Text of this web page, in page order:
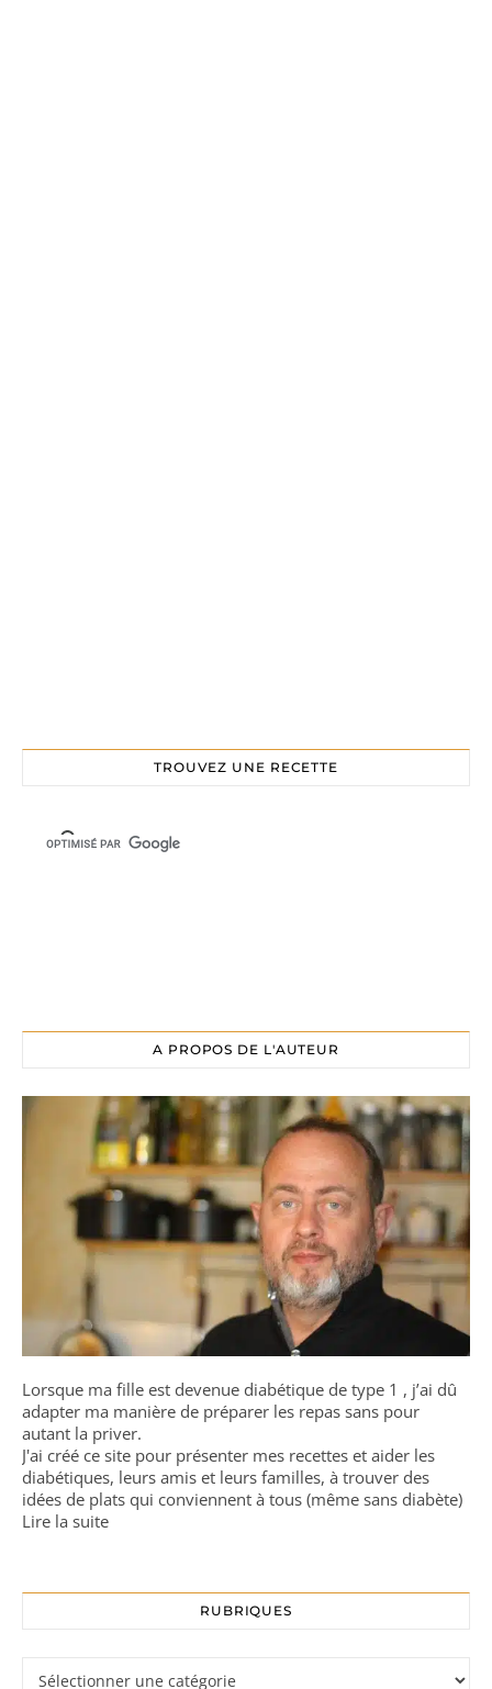
TROUVEZ UNE RECETTE
A PROPOS DE L'AUTEUR
Lorsque ma fille est devenue diabétique de type 1 , j’ai dû
adapter ma manière de préparer les repas sans pour
autant la priver.
J'ai créé ce site pour présenter mes recettes et aider les
diabétiques, leurs amis et leurs familles, à trouver des
idées de plats qui conviennent à tous (même sans diabète)
Lire la suite
RUBRIQUES